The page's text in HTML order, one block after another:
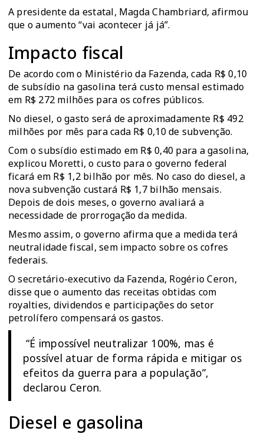
A presidente da estatal, Magda Chambriard, afirmou
que o aumento “vai acontecer já já”.
Impacto fiscal
De acordo com o Ministério da Fazenda, cada R$ 0,10
de subsídio na gasolina terá custo mensal estimado
em R$ 272 milhões para os cofres públicos.
No diesel, o gasto será de aproximadamente R$ 492
milhões por mês para cada R$ 0,10 de subvenção.
Com o subsídio estimado em R$ 0,40 para a gasolina,
explicou Moretti, o custo para o governo federal
ficará em R$ 1,2 bilhão por mês. No caso do diesel, a
nova subvenção custará R$ 1,7 bilhão mensais.
Depois de dois meses, o governo avaliará a
necessidade de prorrogação da medida.
Mesmo assim, o governo afirma que a medida terá
neutralidade fiscal, sem impacto sobre os cofres
federais.
O secretário-executivo da Fazenda, Rogério Ceron,
disse que o aumento das receitas obtidas com
royalties, dividendos e participações do setor
petrolífero compensará os gastos.
“É impossível neutralizar 100%, mas é
possível atuar de forma rápida e mitigar os
efeitos da guerra para a população”,
declarou Ceron.
Diesel e gasolina